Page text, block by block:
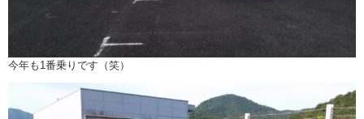
今年も1番乗りです（笑）